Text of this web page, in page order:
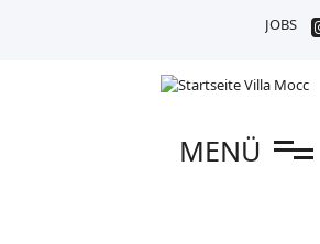
JOBS
MENÜ